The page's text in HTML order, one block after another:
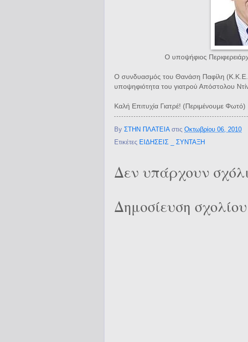
Ο υποψήφιος
Ο συνδυασμός του Θανάση Παφίλη (Κ.Κ.Ε.)
υποψηφιότητα του γιατρού Απόστολου
Καλή Επιτυχία Γιατρέ! (Περιμένουμε Φωτό)
By ΣΤΗΝ ΠΛΑΤΕΙΑ στις Οκτωβρίου 06, 2010
Ετικέτες ΕΙΔΗΣΕΙΣ _ ΣΥΝΤΑΞΗ
Δεν υπάρχουν
Δημοσίευση σχολίου